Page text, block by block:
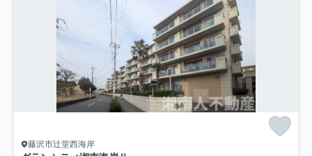
藤沢市辻堂西海岸